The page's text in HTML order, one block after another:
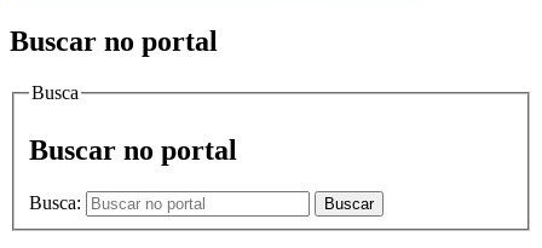
Buscar no portal
Busca
Buscar no portal
Busca: Buscar